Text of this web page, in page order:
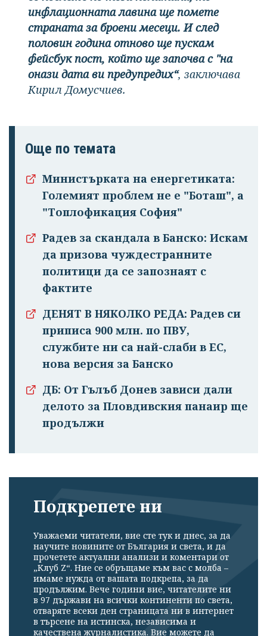
инфлационната лавина ще помете
страната за броени месеци. И след
половин година отново ще пускам
фейсбук пост, който ще започва с "на
онази дата ви предупредих“, заключава
Кирил Домусчиев.
Още по темата
Министърката на енергетиката:
Големият проблем не е "Боташ", а
"Топлофикация София"
Радев за скандала в Банско: Искам
да призова чуждестранните
политици да се запознаят с
фактите
ДЕНЯТ В НЯКОЛКО РЕДА: Радев си
приписа 900 млн. по ПВУ,
службите ни са най-слаби в ЕС,
нова версия за Банско
ДБ: От Гълъб Донев зависи дали
делото за Пловдивския панаир ще
продължи
Подкрепете ни
Уважаеми читатели, вие сте тук и днес, за да
научите новините от България и света, и да
прочетете актуални анализи и коментари от
„Клуб Z“. Ние се обръщаме към вас с молба –
имаме нужда от вашата подкрепа, за да
продължим. Вече години вие, читателите ни
в 97 държави на всички континенти по света,
отваряте всеки ден страницата ни в интернет
в търсене на истинска, независима и
качествена журналистика. Вие можете да